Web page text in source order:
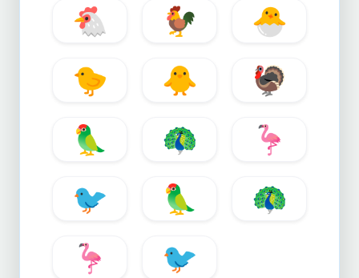
🐔
🐓
🐣
🐤
🐥
🦃
🦜
🦚
🦩
🐦
🦜
🦚
🦩
🐦